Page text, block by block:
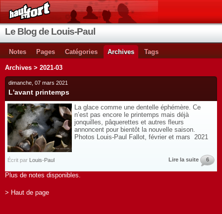
Le Blog de Louis-Paul
Notes Pages Catégories Archives Tags
Archives > 2021-03
dimanche, 07 mars 2021
L'avant printemps
La glace comme une dentelle éphémère. Ce
n’est pas encore le printemps mais déjà
jonquilles, pâquerettes et autres fleurs
annoncent pour bientôt la nouvelle saison.
Photos Louis-Paul Fallot, février et mars 2021
Écrit par Louis-Paul Lire la suite 6
Plus de notes disponibles.
> Haut de page